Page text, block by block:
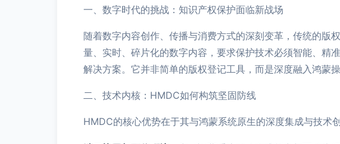
一、数字时代的挑战：知识产权保护面临新战场
随着数字内容创作、传播与消费方式的深刻变革，传统的版
量、实时、碎片化的数字内容，要求保护技术必须智能、精
解决方案。它并非简单的版权登记工具，而是深度融入鸿蒙
二、技术内核：HMDC如何构筑坚固防线
HMDC的核心优势在于其与鸿蒙系统原生的深度集成与技术